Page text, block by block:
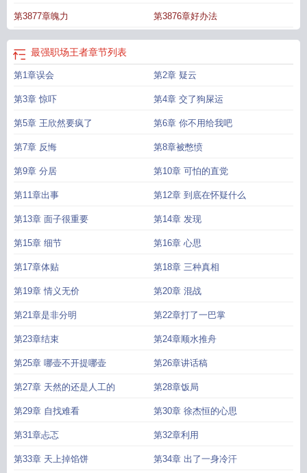
第3877章魄力 第3876章好办法
最强职场王者章节列表
第1章误会 第2章 疑云
第3章 惊吓 第4章 交了狗屎运
第5章 王欣然要疯了 第6章 你不用给我吧
第7章 反悔 第8章被憋愤
第9章 分居 第10章 可怕的直觉
第11章出事 第12章 到底在怀疑什么
第13章 面子很重要 第14章 发现
第15章 细节 第16章 心思
第17章体贴 第18章 三种真相
第19章 情义无价 第20章 混战
第21章是非分明 第22章打了一巴掌
第23章结束 第24章顺水推舟
第25章 哪壶不开提哪壶 第26章讲话稿
第27章 天然的还是人工的 第28章饭局
第29章 自找难看 第30章 徐杰恒的心思
第31章忐忑 第32章利用
第33章 天上掉馅饼 第34章 出了一身冷汗